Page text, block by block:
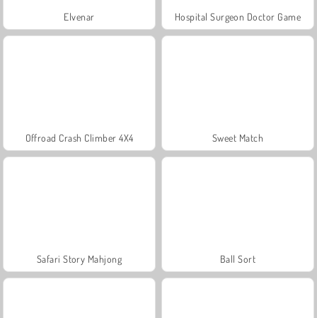
Elvenar Hospital Surgeon Doctor Game
Offroad Crash Climber 4X4 Sweet Match
Safari Story Mahjong Ball Sort